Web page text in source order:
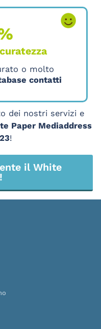
o molto
contatti
dei nostri servizi e
Paper Mediaddress
!
il White